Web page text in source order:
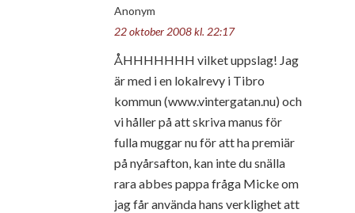
Anonym
22 oktober 2008 kl. 22:17
ÅHHHHHHH vilket uppslag! Jag
är med i en lokalrevy i Tibro
kommun (www.vintergatan.nu) och
vi håller på att skriva manus för
fulla muggar nu för att ha premiär
på nyårsafton, kan inte du snälla
rara abbes pappa fråga Micke om
jag får använda hans verklighet att